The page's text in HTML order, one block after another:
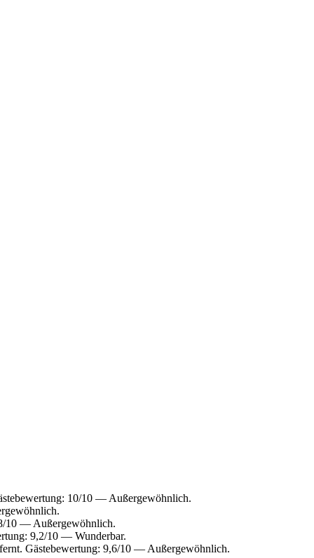
10/10 — Außergewöhnlich.
10 — Außergewöhnlich.
9,2/10 — Wunderbar.
Gästebewertung: 9,6/10 — Außergewöhnlich.